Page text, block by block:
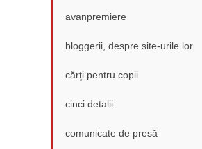
avanpremiere
bloggerii, despre site-urile lor
cărţi pentru copii
cinci detalii
comunicate de presă